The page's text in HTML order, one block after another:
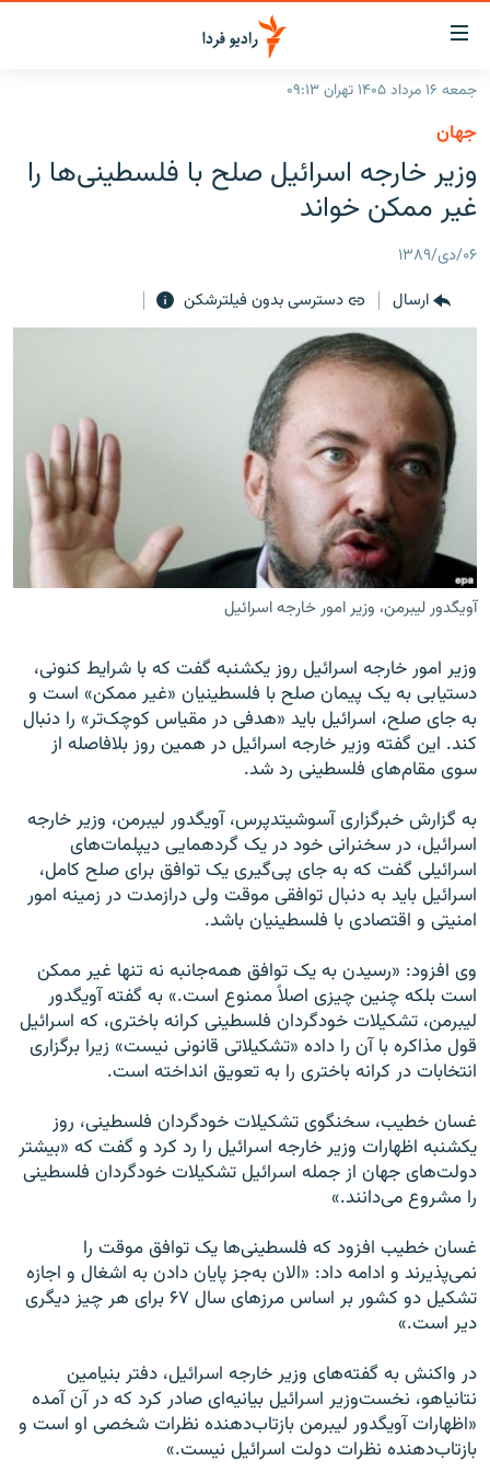
لینک‌های
قابلیت
دسترسی
بازگشت
منوی
اصلی
رفتن
صفحه
جستجو
جهان
برنامه‌های رادیویی
فرکانس‌ها
پادکست
چندرسانه‌ای
گزارش‌های تصویری
گزارش‌های ویدئویی
زنان فردا
English
به ما بپیوندید
زبان‌های دیگر
جمعه ۱۶ مرداد ۱۴۰۵ تهران ۰۹:۱۳
جهان
وزیر خارجه اسرائیل صلح با فلسطینی‌ها را
غیر ممکن خواند
۰۶/دی/۱۳۸۹
ارسال
دسترسی بدون فیلترشکن
آویگدور لیبرمن، وزیر امور خارجه اسرائیل
وزیر امور خارجه اسرائیل روز یکشنبه گفت که با شرایط کنونی،
دستیابی به یک پیمان صلح با فلسطینیان «غیر ممکن» است و
به جای صلح، اسرائیل باید «هدفی در مقیاس کوچک‌تر» را دنبال
کند. این گفته وزیر خارجه اسرائیل در همین روز بلافاصله از
سوی مقام‌های فلسطینی رد شد.
به گزارش خبرگزاری آسوشیتدپرس، آویگدور لیبرمن، وزیر خارجه
اسرائیل، در سخنرانی خود در یک گردهمایی دیپلمات‌های
اسرائیلی گفت که به جای پی‌گیری یک توافق برای صلح کامل،
اسرائیل باید به دنبال توافقی موقت ولی درازمدت در زمینه امور
امنیتی و اقتصادی با فلسطینیان باشد.
وی افزود: «رسیدن به یک توافق همه‌جانبه نه تنها غیر ممکن
است بلکه چنین چیزی اصلاً ممنوع است.» به گفته آویگدور
لیبرمن، تشکیلات خودگردان فلسطینی کرانه باختری، که اسرائیل
قول مذاکره با آن را داده «تشکیلاتی قانونی نیست» زیرا برگزاری
انتخابات در کرانه باختری را به تعویق انداخته است.
غسان خطیب، سخنگوی تشکیلات خودگردان فلسطینی، روز
یکشنبه اظهارات وزیر خارجه اسرائیل را رد کرد و گفت که «بیشتر
دولت‌های جهان از جمله اسرائیل تشکیلات خودگردان فلسطینی
را مشروع می‌دانند.»
غسان خطیب افزود که فلسطینی‌ها یک توافق موقت را
نمی‌پذیرند و ادامه داد: «الان به‌جز پایان دادن به اشغال و اجازه
تشکیل دو کشور بر اساس مرزهای سال ۶۷ برای هر چیز دیگری
دیر است.»
در واکنش به گفته‌های وزیر خارجه اسرائیل، دفتر بنیامین
نتانیاهو، نخست‌وزیر اسرائیل بیانیه‌ای صادر کرد که در آن آمده
«اظهارات آویگدور لیبرمن بازتاب‌دهنده نظرات شخصی او است و
بازتاب‌دهنده نظرات دولت اسرائیل نیست.»